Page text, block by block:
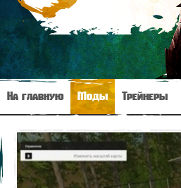
На главную Моды Трейнеры